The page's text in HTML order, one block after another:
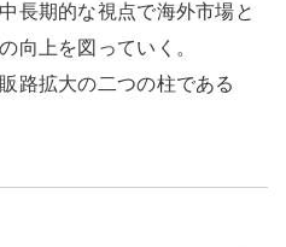
長期的な視点で海外市場と
向上を図っていく。
路拡大の二つの柱である